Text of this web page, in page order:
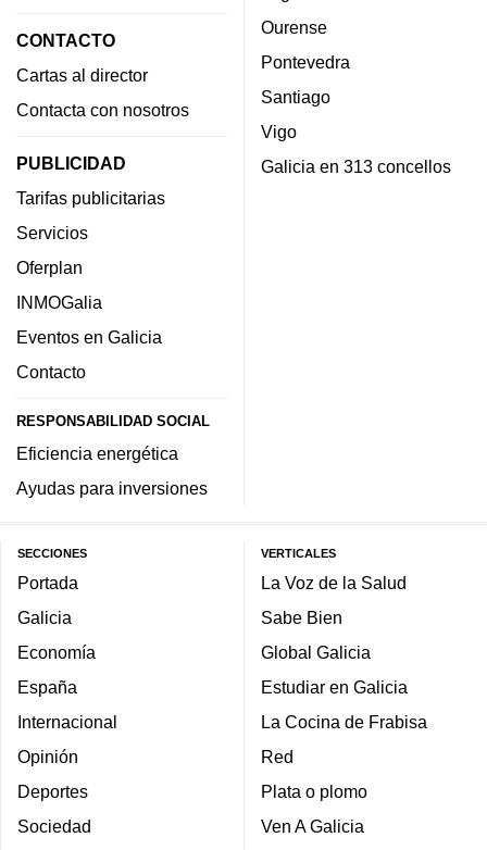
CONTACTO
Cartas al director
Contacta con nosotros
PUBLICIDAD
Tarifas publicitarias
Servicios
Oferplan
INMOGalia
Eventos en Galicia
Contacto
RESPONSABILIDAD SOCIAL
Eficiencia energética
Ayudas para inversiones
Ourense
Pontevedra
Santiago
Vigo
Galicia en 313 concellos
SECCIONES
Portada
Galicia
Economía
España
Internacional
Opinión
Deportes
Sociedad
VERTICALES
La Voz de la Salud
Sabe Bien
Global Galicia
Estudiar en Galicia
La Cocina de Frabisa
Red
Plata o plomo
Ven A Galicia